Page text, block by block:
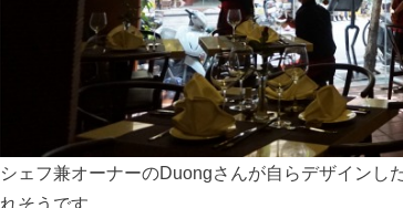
シェフ兼オーナーのDuongさんが自らデザインし
れそうです。